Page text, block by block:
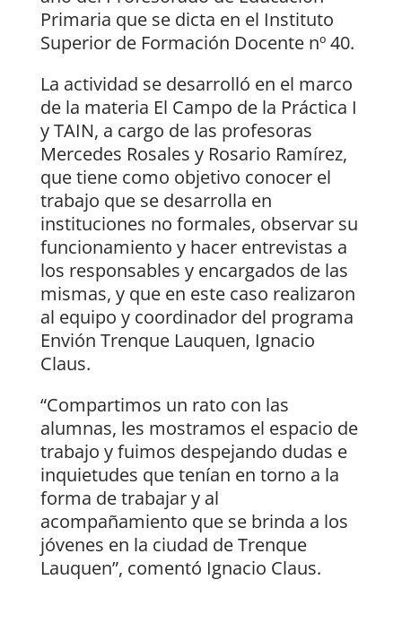
Primaria que se dicta en el Instituto
Superior de Formación Docente nº 40.
La actividad se desarrolló en el marco
de la materia El Campo de la Práctica I
y TAIN, a cargo de las profesoras
Mercedes Rosales y Rosario Ramírez,
que tiene como objetivo conocer el
trabajo que se desarrolla en
instituciones no formales, observar su
funcionamiento y hacer entrevistas a
los responsables y encargados de las
mismas, y que en este caso realizaron
al equipo y coordinador del programa
Envión Trenque Lauquen, Ignacio
Claus.
“Compartimos un rato con las
alumnas, les mostramos el espacio de
trabajo y fuimos despejando dudas e
inquietudes que tenían en torno a la
forma de trabajar y al
acompañamiento que se brinda a los
jóvenes en la ciudad de Trenque
Lauquen”, comentó Ignacio Claus.